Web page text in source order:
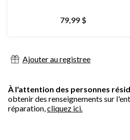
79,99 $
Ajouter au registree
À l'attention des personnes
obtenir des renseignements sur
réparation,cliquez ici.